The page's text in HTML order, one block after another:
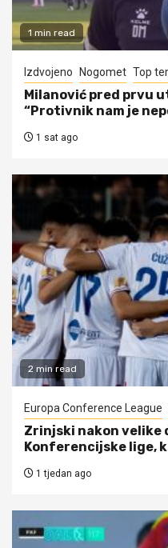
1 min read
Izdvojeno Nogomet Top
Milanović pred prvu
“Protivnik nam je
1 sat ago
2 min read
Europa Conference League
Zrinjski nakon velike
Konferencijske lige,
1 tjedan ago